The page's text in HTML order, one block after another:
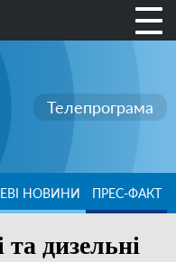
Телепрограма
НОВИНИ ПРЕС-ФАКТ
дизельні